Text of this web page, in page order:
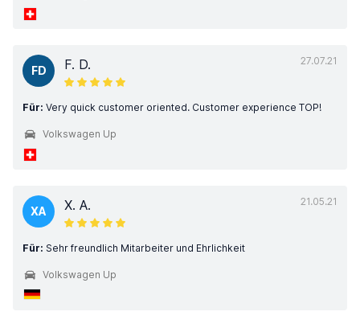
27.07.21
FD F. D.
Für: Very quick customer oriented. Customer experience TOP!
Volkswagen Up
21.05.21
XA X. A.
Für: Sehr freundlich Mitarbeiter und Ehrlichkeit
Volkswagen Up